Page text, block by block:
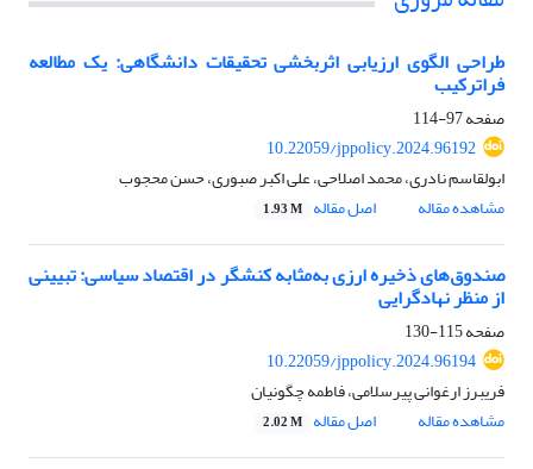
طراحی الگوی ارزیابی اثربخشی تحقیقات دانشگاهی: یک مطالعه
فراترکیب
صفحه97-114
10.22059/jppolicy.2024.96192
ابولقاسم نادری، محمد اصلاحی، علی اکبر صبوری، حسن محجوب
مشاهده مقاله
اصل مقاله 1.93 M
صندوق‌های ذخیره ارزی به‌مثابه کنشگر در اقتصاد سیاسی: تبیینی
از منظر نهادگرایی
صفحه115-130
10.22059/jppolicy.2024.96194
فریبرز ارغوانی پیرسلامی، فاطمه چگونیان
مشاهده مقاله
اصل مقاله 2.02 M